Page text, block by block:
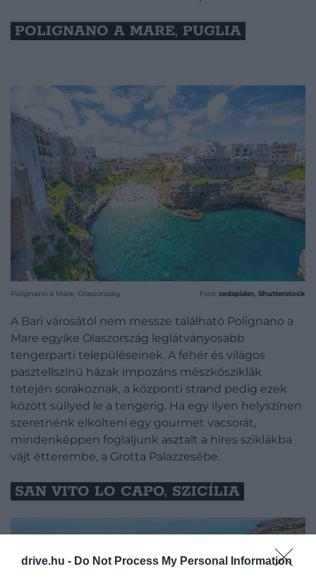
drive.hu - Do Not Process My Personal Information
POLIGNANO A MARE, PUGLIA
Polignano a Mare, Olaszország Fotó: zedspider, Shutterstock
A Bari városától nem messze található Polignano a
Mare egyike Olaszország leglátványosabb
tengerparti településeinek. A fehér és világos
pasztellszínű házak impozáns mészkősziklák
tetején sorakoznak, a központi strand pedig ezek
között süllyed le a tengerig. Ha egy ilyen helyszínen
szeretnénk elkölteni egy gourmet vacsorát,
mindenképpen foglaljunk asztalt a híres sziklákba
vájt étterembe, a Grotta Palazzesébe.
SAN VITO LO CAPO, SZICÍLIA